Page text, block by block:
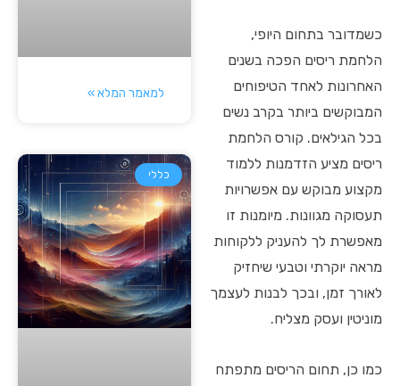
כשמדובר בתחום היופי,
הלחמת ריסים הפכה בשנים
האחרונות לאחד הטיפוחים
המבוקשים ביותר בקרב נשים
בכל הגילאים. קורס הלחמת
ריסים מציע הזדמנות ללמוד
מקצוע מבוקש עם אפשרויות
תעסוקה מגוונות. מיומנות זו
מאפשרת לך להעניק ללקוחות
מראה יוקרתי וטבעי שיחזיק
לאורך זמן, ובכך לבנות לעצמך
מוניטין ועסק מצליח.
כמו כן, תחום הריסים מתפתח
למאמר המלא »
כללי